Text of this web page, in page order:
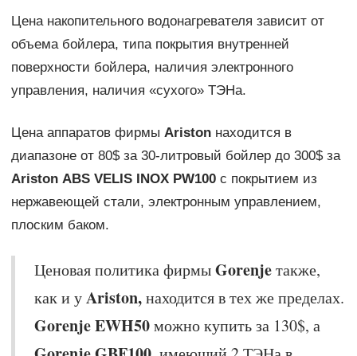
Цена накопительного водонагревателя зависит от
объема бойлера, типа покрытия внутренней
поверхности бойлера, наличия электронного
управления, наличия «сухого» ТЭНа.
Цена аппаратов фирмы Aristonнаходится в
диапазоне от 80$ за 30-литровый бойлер до 300$ за
Ariston ABS VELIS INOX PW100с покрытием из
нержавеющей стали, электронным управлением,
плоским баком.
Ценовая политика фирмыGorenjeтакже,
как и уAriston,находится в тех же пределах.
GorenjeEWH50можно купить за 130$, а